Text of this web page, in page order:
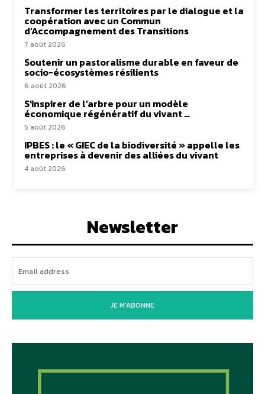
Transformer les territoires par le dialogue et la
coopération avec un Commun
d’Accompagnement des Transitions
7 août 2026
Soutenir un pastoralisme durable en faveur de
socio-écosystèmes résilients
6 août 2026
S’inspirer de l’arbre pour un modèle
économique régénératif du vivant …
5 août 2026
IPBES : le « GIEC de la biodiversité » appelle les
entreprises à devenir des alliées du vivant
4 août 2026
Newsletter
JE M'ABONNE